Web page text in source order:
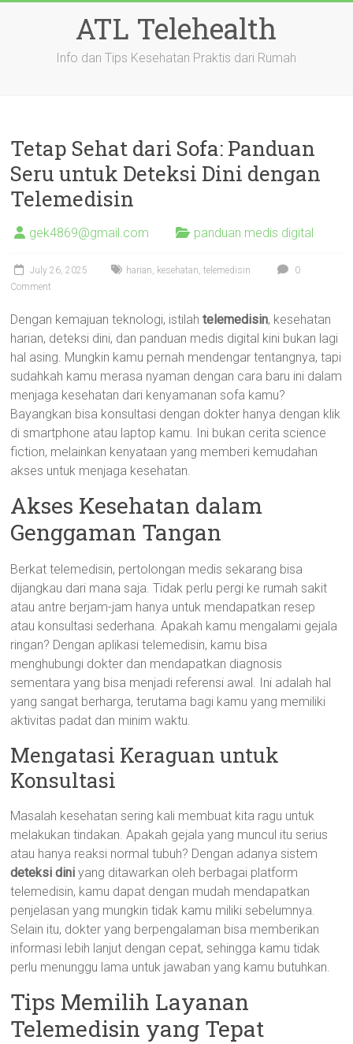
ATL Telehealth
Info dan Tips Kesehatan Praktis dari Rumah
Tetap Sehat dari Sofa: Panduan
Seru untuk Deteksi Dini dengan
Telemedisin
gek4869@gmail.com panduan medis digital
July 26, 2025 harian, kesehatan,telemedisin
0
Comment
Dengan kemajuan teknologi, istilahtelemedisin, kesehatan
harian, deteksi dini, dan panduan medis digital kini bukan lagi
hal asing. Mungkin kamu pernah mendengar tentangnya, tapi
sudahkah kamu merasa nyaman dengan cara baru ini dalam
menjaga kesehatan dari kenyamanan sofa kamu?
Bayangkan bisa konsultasi dengan dokter hanya dengan klik
di smartphone atau laptop kamu. Ini bukan cerita science
fiction, melainkan kenyataan yang memberi kemudahan
akses untuk menjaga kesehatan.
Akses Kesehatan dalam
Genggaman Tangan
Berkat telemedisin, pertolongan medis sekarang bisa
dijangkau dari mana saja. Tidak perlu pergi ke rumah sakit
atau antre berjam-jam hanya untuk mendapatkan resep
atau konsultasi sederhana. Apakah kamu mengalami gejala
ringan? Dengan aplikasi telemedisin, kamu bisa
menghubungi dokter dan mendapatkan diagnosis
sementara yang bisa menjadi referensi awal. Ini adalah hal
yang sangat berharga, terutama bagi kamu yang memiliki
aktivitas padat dan minim waktu.
Mengatasi Keraguan untuk
Konsultasi
Masalah kesehatan sering kali membuat kita ragu untuk
melakukan tindakan. Apakah gejala yang muncul itu serius
atau hanya reaksi normal tubuh? Dengan adanya sistem
deteksi dini yang ditawarkan oleh berbagai platform
telemedisin, kamu dapat dengan mudah mendapatkan
penjelasan yang mungkin tidak kamu miliki sebelumnya.
Selain itu, dokter yang berpengalaman bisa memberikan
informasi lebih lanjut dengan cepat, sehingga kamu tidak
perlu menunggu lama untuk jawaban yang kamu butuhkan.
Tips Memilih Layanan
Telemedisin yang Tepat